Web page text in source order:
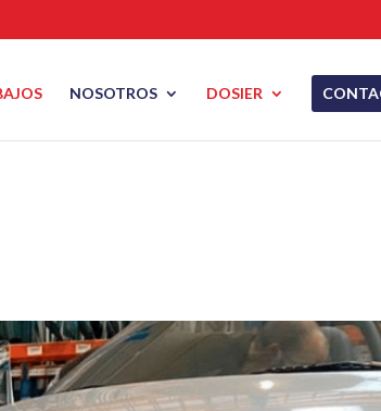
NOSOTROS DOSIER